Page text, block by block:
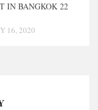
IN BANGKOK 22
16, 2020